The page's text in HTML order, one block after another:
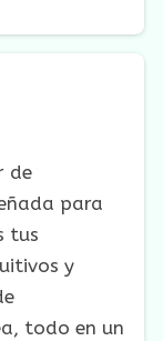
de
para
tus
y
todo en un